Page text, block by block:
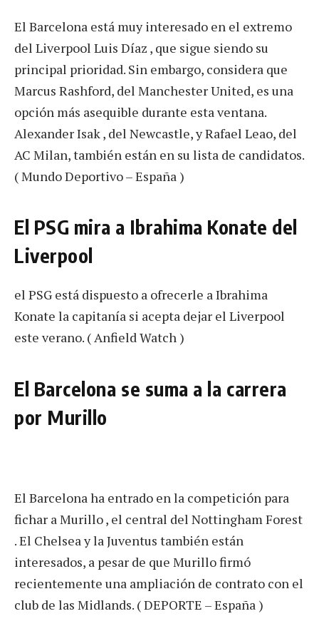
El Barcelona está muy interesado en el extremo
del Liverpool Luis Díaz , que sigue siendo su
principal prioridad. Sin embargo, considera que
Marcus Rashford, del Manchester United, es una
opción más asequible durante esta ventana.
Alexander Isak , del Newcastle, y Rafael Leao, del
AC Milan, también están en su lista de candidatos.
( Mundo Deportivo – España )
El PSG mira a Ibrahima Konate del
Liverpool
el PSG está dispuesto a ofrecerle a Ibrahima
Konate la capitanía si acepta dejar el Liverpool
este verano. ( Anfield Watch )
El Barcelona se suma a la carrera
por Murillo
El Barcelona ha entrado en la competición para
fichar a Murillo , el central del Nottingham Forest
. El Chelsea y la Juventus también están
interesados, a pesar de que Murillo firmó
recientemente una ampliación de contrato con el
club de las Midlands. ( DEPORTE – España )